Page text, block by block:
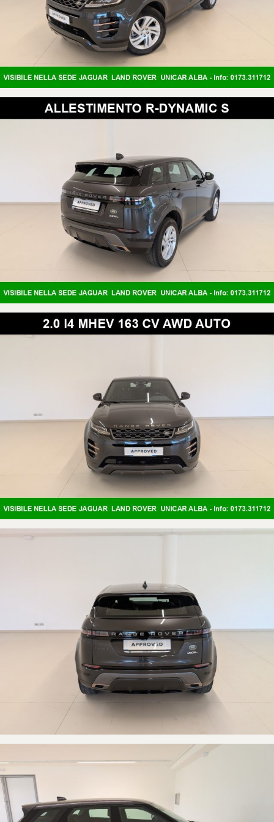
Ruota di scorta di dimensioni ridotte con cerchio in acciaio
Portellone ad azionamento elettrico
INCLUSO NEL PREZZO:
· Garanzia valida in tutta Europa
· Soccorso Stradale 24 ore al giorno, 7 giorni su 7
· Tagliando pre-consegna completo
Possibilità di pagamento con diverse modalità agevolate
- Finanziamento Classico
- Finanziamento Con MAXI RATA
Permutiamo il vostro usato di qualsiasi modello ed anno di
immatricolazione.
Mandateci i dati primari e qualche foto di interni ed esterni per avere una
quotazione salvo prova tecnica e visiva in sede.
Vi Aspettiamo per vedere e provare la Nostra Gamma Completa di
Land Rover.
A disposizione dei nostri clienti:
OFFICINA UFFICIALE LAND ROVER
NOLEGGIO LUNGO TERMINE
La Unicar SPA è Concessionaria Ufficiale Land Rover e potrete
trovaretutta la qualità del Brand in ogni reparto.
FABRIZIO CORONA
www.unicarspa.it
La dotazione tecnica, il colore e gli optional potrebbero in alcuni casi
differire dall'effettivo equipaggiamento della vettura inserzionata. Unicar
inserzionata che può essere anche solo messa come esempio per auto
nuove dal Listino Ufficiale Italiano.